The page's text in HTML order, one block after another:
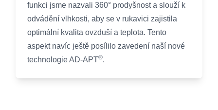
funkci jsme nazvali 360° prodyšnost a slouží k
odvádění vlhkosti, aby se v rukavici zajistila
optimální kvalita ovzduší a teplota. Tento
aspekt navíc ještě posílilo zavedení naší nové
technologie AD-APT®.